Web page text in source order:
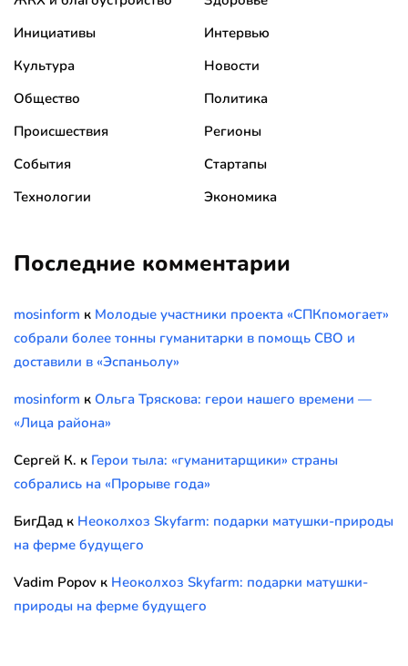
Инициативы
Интервью
Культура
Новости
Общество
Политика
Происшествия
Регионы
События
Стартапы
Технологии
Экономика
Последние комментарии
mosinform к Молодые участники проекта «СПКпомогает»
собрали более тонны гуманитарки в помощь СВО и
доставили в «Эспаньолу»
mosinform к Ольга Тряскова: герои нашего времени —
«Лица района»
Сергей К. к Герои тыла: «гуманитарщики» страны
собрались на «Прорыве года»
БигДад к Неоколхоз Skyfarm: подарки матушки-природы
на ферме будущего
Vadim Popov к Неоколхоз Skyfarm: подарки матушки-
природы на ферме будущего